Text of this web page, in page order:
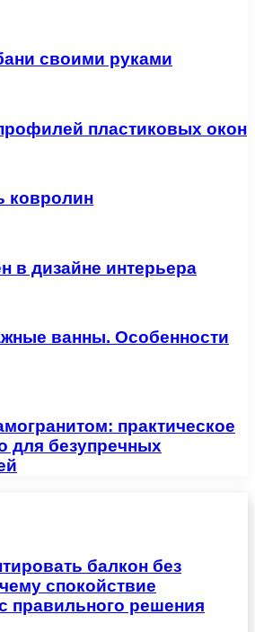
своими руками
пластиковых окон
ковролин
в дизайне интерьера
ванны. Особенности
практическое
для безупречных
балкон без
спокойствие
правильного решения